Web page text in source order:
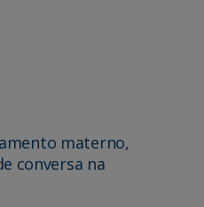
materno,
conversa na